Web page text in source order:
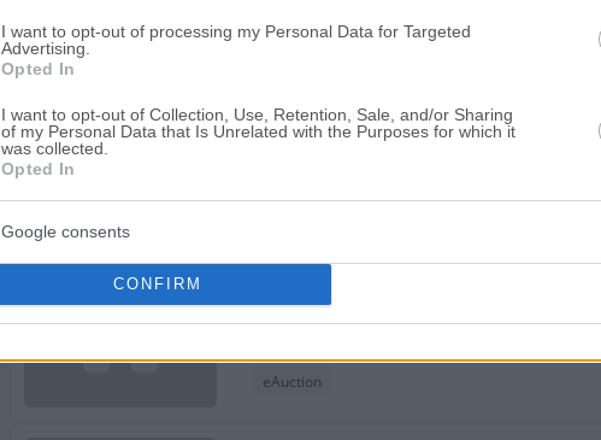
I want to opt-out of processing my Personal Data for Targeted
Advertising.
Opted In
I want to opt-out of Collection, Use, Retention, Sale, and/or Sharing
of my Personal Data that Is Unrelated with the Purposes for which it
was collected.
Opted In
Google consents
CONFIRM
Πατριάρχου Ιωακείμ 3, Πειραιάς, Νομός
eAuction